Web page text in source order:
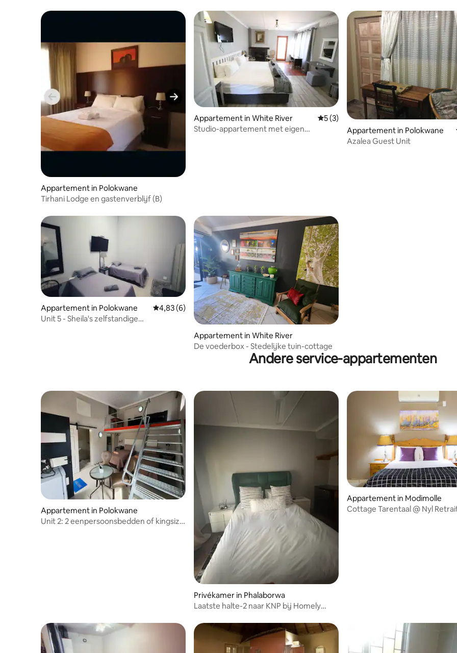
Appartement in Polokwane
Tirhani Lodge en gastenverblijf (B)
Appartement in White River Gemiddelde beoordeling van 5 uit 5, 3
5 (3)
Studio-appartement met eigen
Appartement in Polokwane
Azalea Guest Unit
Appartement in Polokwane Gemiddelde beoordeling van 4,83 uit 5, 6 recensies
4,83 (6)
Unit 5 - Sheila's zelfstandige
Appartement in White River
De voederbox - Stedelijke tuin-cottage
Andere service-appartementen
Appartement in Polokwane
Unit 2: 2 eenpersoonsbedden of kingsize
Privékamer in Phalaborwa
Laatste halte-2 naar KNP bij Homely
Appartement in Modimolle
Cottage Tarentaal @ Nyl